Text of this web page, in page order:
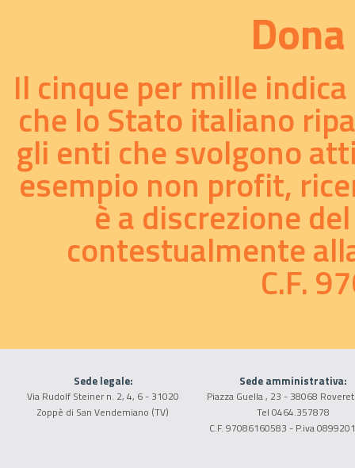
Yep! - Young Eurythmy Performance...
01/01/2017
Battle for the soul - video...
21/08/2015
www.waldorf-resources.org...
Il cinque per mille
che lo Stato italiano
gli enti che svolgono
esempio non profit,
è a discrezione
contestualmente
C.F.
Sede legale:
Via Rudolf Steiner n. 2, 4, 6 - 31020
Zoppè di San Vendemiano (TV)
Sede amministrativa:
Piazza Guella , 23 - 38068
Tel 0464.357878
C.F. 97086160583 - P.iva